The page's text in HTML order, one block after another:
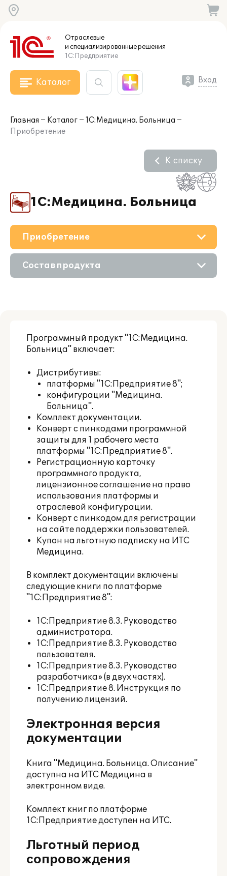
Отраслевые
и специализированныерешения
1С:Предприятие
Каталог Вход
Главная Каталог
1С:Медицина. Больница
Приобретение
1С:Медицина. Больница
К списку
О решении
Приобретение
Партнерам
Состав продукта
Программный продукт "1С:Медицина.
Больница" включает:
Дистрибутивы:
платформы "1С:Предприятие 8";
конфигурации "Медицина.
Больница".
Комплект документации.
Конверт с пинкодами программной
защиты для 1 рабочего места
платформы "1С:Предприятие 8".
Регистрационную карточку
программного продукта,
лицензионное соглашение на право
использования платформы и
отраслевой конфигурации.
Конверт с пинкодом для регистрации
на сайте поддержки пользователей.
Купон на льготную подписку на ИТС
Медицина.
В комплект документации включены
следующие книги по платформе
"1С:Предприятие 8":
1С:Предприятие 8.3. Руководство
администратора.
1С:Предприятие 8.3. Руководство
пользователя.
1С:Предприятие 8.3. Руководство
разработчика» (в двух частях).
1С:Предприятие 8. Инструкция по
получению лицензий.
Электронная версия
документации
Книга "Медицина. Больница. Описание"
доступна на ИТС Медицина в
электронном виде.
Комплект книг по платформе
1С:Предприятие доступен на ИТС.
Льготный период
сопровождения